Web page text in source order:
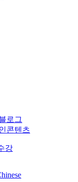
로그
콘텐츠
강